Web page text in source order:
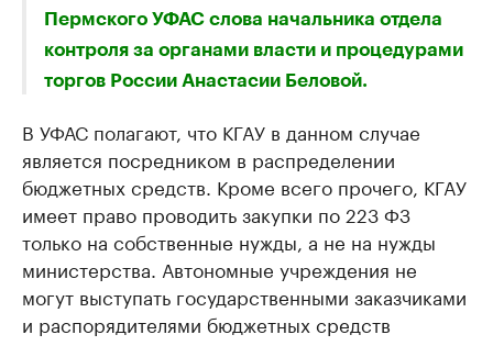
Пермского УФАС слова начальника отдела
контроля за органами власти и процедурами
торгов России Анастасии Беловой.
В УФАС полагают, что КГАУ в данном случае
является посредником в распределении
бюджетных средств. Кроме всего прочего, КГАУ
имеет право проводить закупки по 223 ФЗ
только на собственные нужды, а не на нужды
министерства. Автономные учреждения не
могут выступать государственными заказчиками
и распорядителями бюджетных средств